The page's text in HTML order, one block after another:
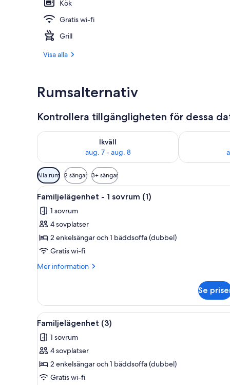
Kök
Gratis wi-fi
Grill
Visa alla
Rumsalternativ
Kontrollera tillgängligheten för dessa
Ikväll
aug. 7 - aug. 8
Kontrollera tillgängligheten för ikväll aug. 7 - aug. 8
Kontrollera
Tillgängliga
filter
för
rum
Alla rum 2 sängar 3+ sängar
Öppna
alla
foton
för
Familjelägenhet
-
1
Ett vardagsrum med en
7
Familjelägenhet - 1 sovrum (1)
1 sovrum
4 sovplatser
2 enkelsängar och 1 bäddsoffa (dubbel)
Gratis wi-fi
Mer information
Mer
-
sovrum
Se
Öppna
alla
foton
för
Familjelägenhet
(3)
Ett litet, modernt kök med
6
Familjelägenhet (3)
1 sovrum
4 sovplatser
2 enkelsängar och 1 bäddsoffa (dubbel)
Gratis wi-fi